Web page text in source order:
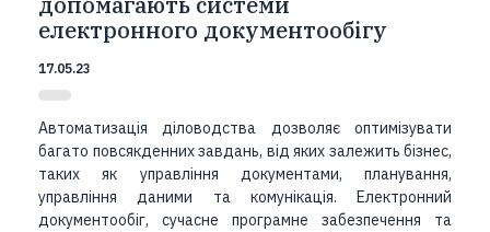
електронного документообігу
17.05.23
Автоматизація діловодства дозволяє оптимізувати
багато повсякденних завдань, від яких залежить бізнес,
таких як управління документами, планування,
управління даними та комунікація. Електронний
документообіг, сучасне програмне забезпечення та